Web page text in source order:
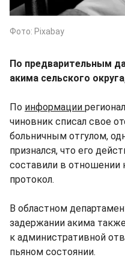
Фото: Pixabay
По предварительным
акима сельского
По информации
чиновник списал свое
больничным отгулом,
признался, что его
составили в отношении
протокол.
В областном
задержании акима
к административной
пьяном состоянии.